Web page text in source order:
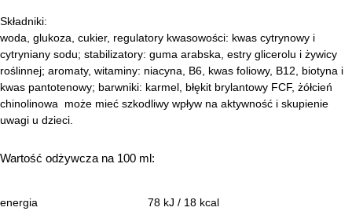
Składniki:
woda, glukoza, cukier, regulatory kwasowości: kwas cytrynowy i
cytryniany sodu; stabilizatory: guma arabska, estry glicerolu i żywicy
roślinnej; aromaty, witaminy: niacyna, B6, kwas foliowy, B12, biotyna i
kwas pantotenowy; barwniki: karmel, błękit brylantowy FCF, żółcień
chinolinowa ­ może mieć szkodliwy wpływ na aktywność i skupienie
uwagi u dzieci.
Wartość odżywcza na 100 ml:
energia 78 kJ / 18 kcal